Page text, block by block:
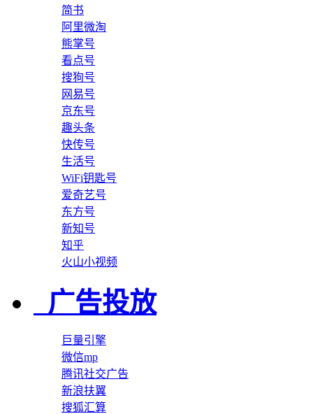
简书
阿里微淘
熊掌号
看点号
搜狗号
网易号
京东号
趣头条
快传号
生活号
WiFi钥匙号
爱奇艺号
东方号
新知号
知乎
火山小视频
广告投放
巨量引擎
微信mp
腾讯社交广告
新浪扶翼
搜狐汇算